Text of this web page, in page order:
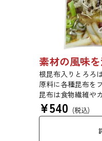
根昆布入りとろろ
原料に各種昆布を
昆布は食物繊維や
ます。薄くふんわ
い物、うどんに入
す。お口の中でと
布入りとろろを是
¥540 (税込)